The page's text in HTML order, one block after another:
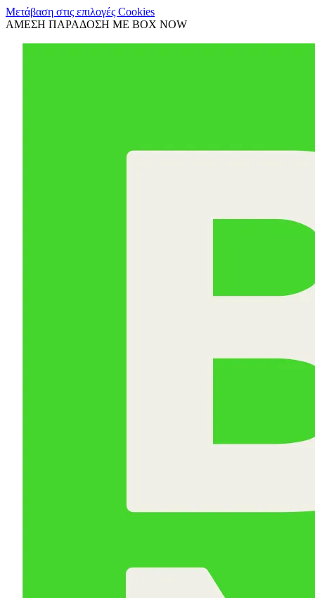
Μετάβαση στις επιλογές Cookies
ΑΜΕΣΗ ΠΑΡΑΔΟΣΗ ΜΕ BOX NOW